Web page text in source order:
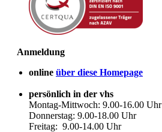
Anmeldung
online über diese Homepage
persönlich in der vhs
Montag-Mittwoch: 9.00-16.00 Uhr
Donnerstag: 9.00-18.00 Uhr
Freitag: 9.00-14.00 Uhr